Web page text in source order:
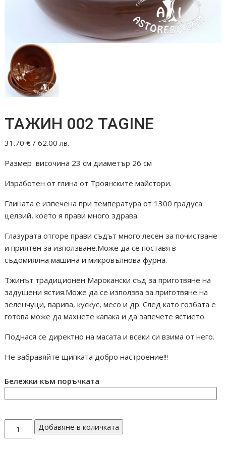
ТАЖИН 002 TAGINE
31.70€ / 62.00 лв.
Размер височина 23 см диаметър 26 см
Изработен от глина от Троянските майстори.
Глината е изпечена при температура от 1300 градуса
целзий, което я прави много здрава.
Глазурата отгоре прави съдът много лесен за почистване
и приятен за използване.Може да се поставя в
съдомиялна машина и микровълнова фурна.
Тжинът традиционен Марокански съд за приготвяне на
задушени ястия.Може да се използва за приготвяне на
зеленчуци, варива, кускус, месо и др. След като гозбата е
готова може да махнете капака и да запечете ястието.
Поднася се директно на масата и всеки си взима от него.
Не забравяйте щипката добро настроение!!!
Бележки към поръчката
количество
за
Добавяне в количката